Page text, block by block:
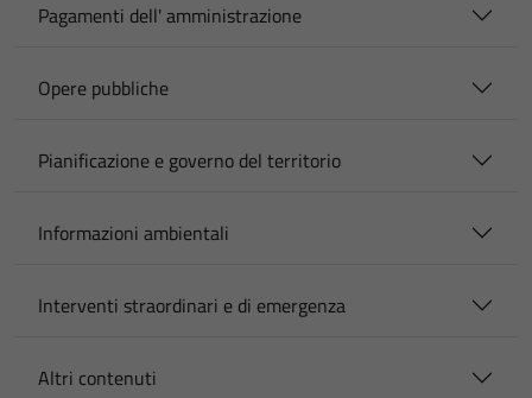
Pagamenti dell' amministrazione
Opere pubbliche
Pianificazione e governo del territorio
Informazioni ambientali
Interventi straordinari e di emergenza
Altri contenuti